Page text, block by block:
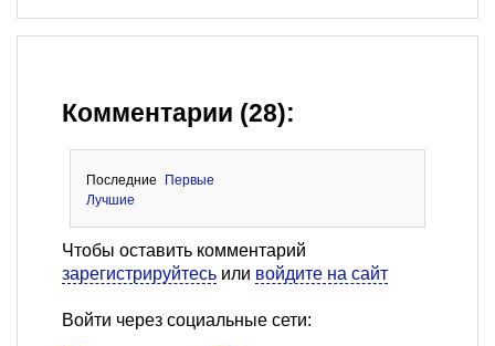
Комментарии (28):
Последние
Первые
Лучшие
Чтобы оставить комментарий
зарегистрируйтесь или войдите на сайт
Войти через социальные сети: